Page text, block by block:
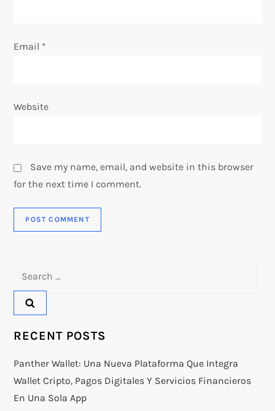
Email *
Website
Save my name, email, and website in this browser
for the next time I comment.
RECENT POSTS
Panther Wallet: Una Nueva Plataforma Que Integra
Wallet Cripto, Pagos Digitales Y Servicios Financieros
En Una Sola App